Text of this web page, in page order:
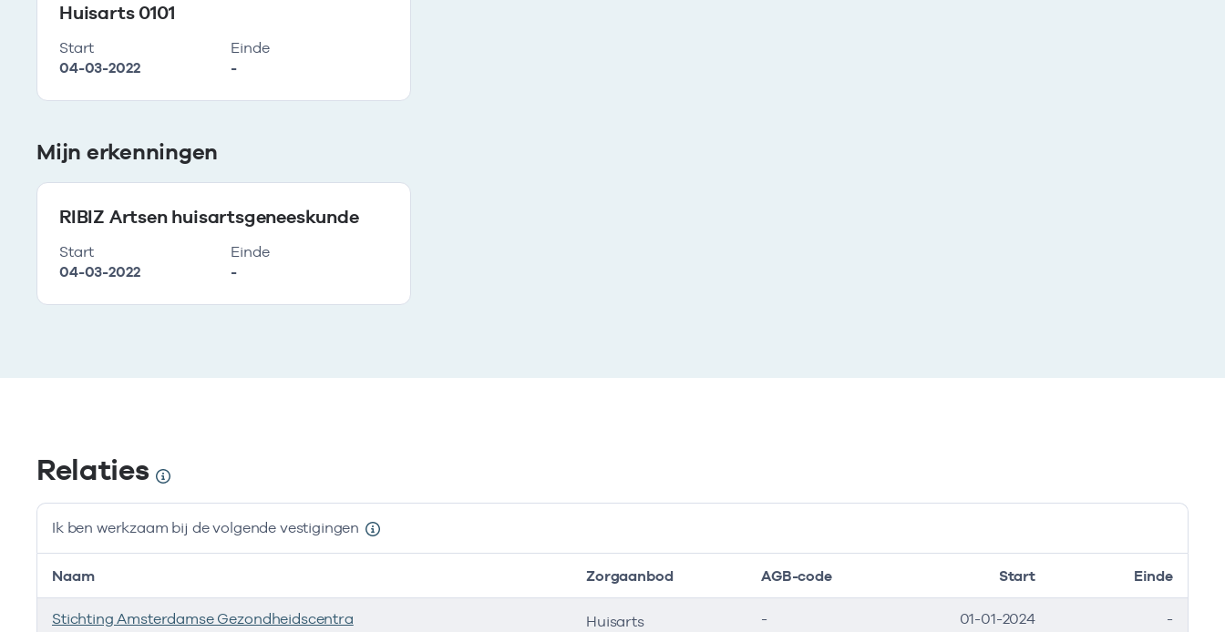
Huisarts 0101
Start
04-03-2022
Einde
-
Mijn erkenningen
RIBIZ Artsen huisartsgeneeskunde
Start
04-03-2022
Einde
-
Relaties
Ik ben werkzaam bij de volgende vestigingen
Naam Zorgaanbod AGB-code Start Einde
Stichting Amsterdamse Gezondheidscentra Huisarts - 01-01-2024 -